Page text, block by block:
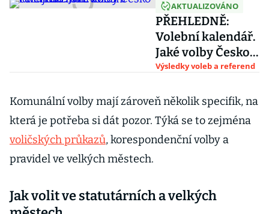
AKTUALIZOVÁNO
PŘEHLEDNĚ:
Volební kalendář.
Jaké volby Česko
čekají do roku
Výsledky voleb a referend
Komunální volby mají zároveň několik specifik, na
která je potřeba si dát pozor. Týká se to zejména
voličských průkazů, korespondenční volby a
pravidel ve velkých městech.
Jak volit ve statutárních a velkých